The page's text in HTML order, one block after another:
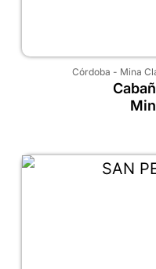
Córdoba - Mina